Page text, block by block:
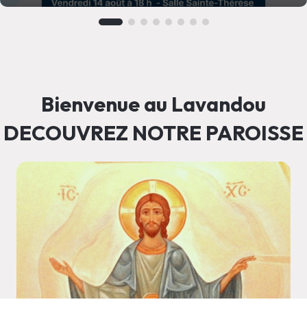
Bienvenue au Lavandou
DECOUVREZ NOTRE PAROISSE